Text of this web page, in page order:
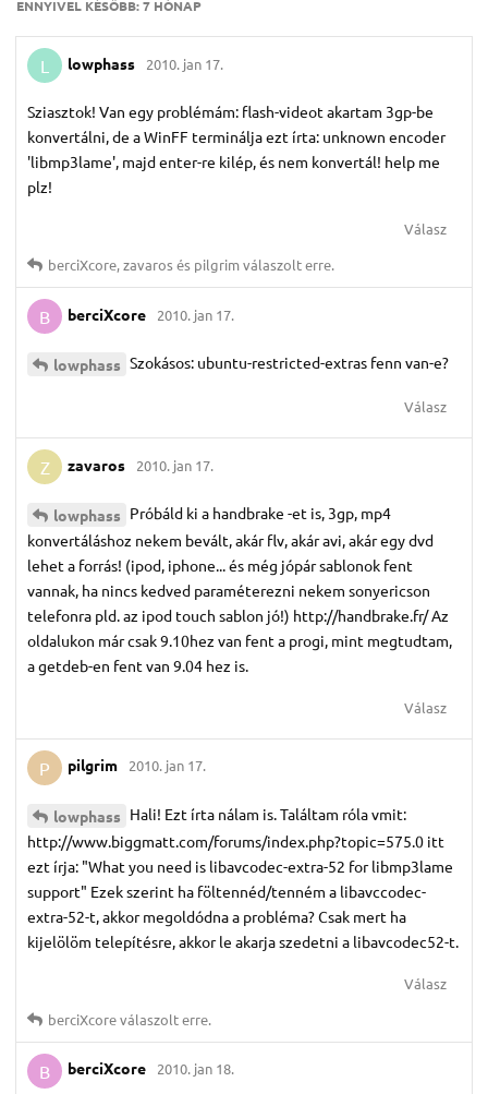
ENNYIVEL KÉSŐBB:7 HÓNAP
L lowphass 2010. jan 17.
Sziasztok! Van egy problémám: flash-videot akartam 3gp-be
konvertálni, de a WinFF terminálja ezt írta: unknown encoder
'libmp3lame', majd enter-re kilép, és nem konvertál! help me
plz!
Válasz
berciXcore,zavarosés pilgrimválaszolt erre.
B berciXcore 2010. jan 17.
lowphass Szokásos: ubuntu-restricted-extras fenn van-e?
Válasz
Z zavaros 2010. jan 17.
lowphass Próbáld ki a handbrake -et is, 3gp, mp4
konvertáláshoz nekem bevált, akár flv, akár avi, akár egy dvd
lehet a forrás! (ipod, iphone... és még jópár sablonok fent
vannak, ha nincs kedved paraméterezni nekem sonyericson
telefonra pld. az ipod touch sablon jó!) http://handbrake.fr/ Az
oldalukon már csak 9.10hez van fent a progi, mint megtudtam,
a getdeb-en fent van 9.04 hez is.
Válasz
P pilgrim 2010. jan 17.
lowphass Hali! Ezt írta nálam is. Találtam róla vmit:
http://www.biggmatt.com/forums/index.php?topic=575.0 itt
ezt írja: "What you need is libavcodec-extra-52 for libmp3lame
support" Ezek szerint ha föltennéd/tenném a libavccodec-
extra-52-t, akkor megoldódna a probléma? Csak mert ha
kijelölöm telepítésre, akkor le akarja szedetni a libavcodec52-t.
Válasz
berciXcoreválaszolt erre.
B berciXcore 2010. jan 18.